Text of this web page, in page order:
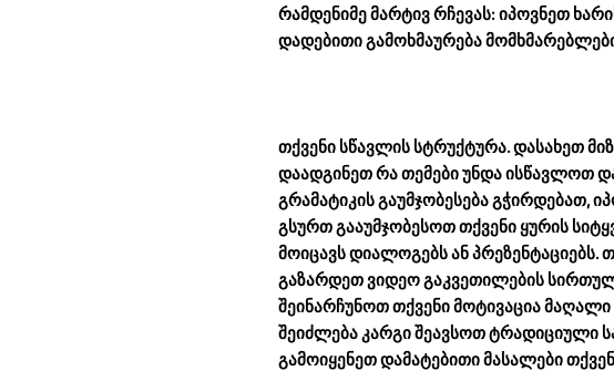
რამდენიმე მარტივ რჩევას:იპოვნეთ
დადებითი გამოხმაურება
თქვენი სწავლის სტრუქტურა. დასახეთ
დაადგინეთ რა თემები უნდა ისწავლოთ
გრამატიკის გაუმჯობესება გჭირდებათ,
გსურთ გააუმჯობესოთ თქვენი ყურის
მოიცავს დიალოგებს ან
გაზარდეთ ვიდეო გაკვეთილების
შეინარჩუნოთ თქვენი მოტივაცია
შეიძლება კარგი შეავსოთ ტრადიციული
გამოიყენეთ დამატებითი მასალები